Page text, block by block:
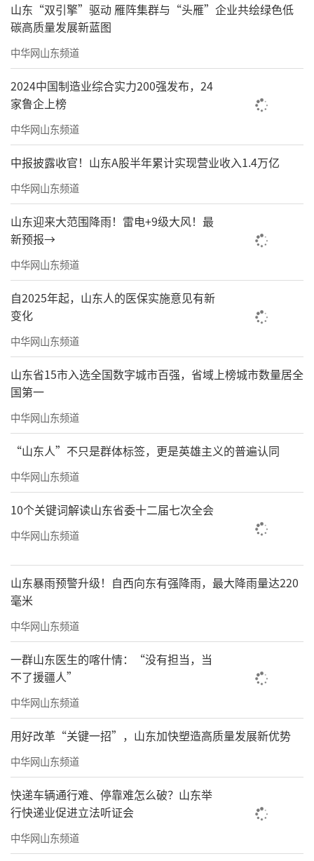
如果说“不变”彰显的是书香建设的深厚
底蕴，那么“变化”则体现的是城市间的良性
竞争活力。
本次榜单中，6座城市排名小幅跃升，1座
城市全新上榜，看似细微的位次变动，背后是
各城市在书香建设上的精准发力与创新突破，
为整体版图注入了新的动能，也让书香建设始
终保持向上生长的态势。
排名跃升的城市各有亮点、实至名归：香
港依托国际化都市优势，深化多元文化阅读融
合，大型书展热度居高不下，市民阅读参与度
持续攀升，位次上升1位；武汉聚焦资源整合与
场景创新，大力拓展基层阅读空间，全民阅读
活动覆盖全域，成功上升1位跻身前十；台北、
南京各上升1位，前者深耕两岸阅读文化交流，
后者打造精细化特色阅读服务，尽显人文温
度；苏州全力优化“15分钟阅读圈”，新型阅
读空间遍地开花，排名跃升3位；宁波以地方立
法护航全民阅读，数字阅读渗透率领跑全省，
设成果。
南昌作为本次唯一新晋上榜城市，无疑是
榜单最大亮点。这座兼具红色基因与千年豫章
文脉的城市，恰逢2026年第五届全民阅读大会
举办契机，以孺子书房为核心载体，焕新豫章
山东“双引擎”驱动 雁阵集群与“头雁”企业共绘绿色低
碳高质量发展新蓝图
中华网山东频道
2024中国制造业综合实力200强发布，24
家鲁企上榜
中华网山东频道
中报披露收官！山东A股半年累计实现营业收入1.4万亿
中华网山东频道
山东迎来大范围降雨！雷电+9级大风！最
新预报→
中华网山东频道
自2025年起，山东人的医保实施意见有新
变化
中华网山东频道
山东省15市入选全国数字城市百强，省域上榜城市数量居全
国第一
中华网山东频道
“山东人”不只是群体标签，更是英雄主义的普遍认同
中华网山东频道
10个关键词解读山东省委十二届七次全会
中华网山东频道
山东暴雨预警升级！自西向东有强降雨，最大降雨量达220
毫米
中华网山东频道
一群山东医生的喀什情：“没有担当，当
不了援疆人”
中华网山东频道
用好改革“关键一招”，山东加快塑造高质量发展新优势
中华网山东频道
快递车辆通行难、停靠难怎么破？山东举
行快递业促进立法听证会
中华网山东频道